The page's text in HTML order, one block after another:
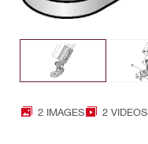
2 IMAGES 2 VIDEOS